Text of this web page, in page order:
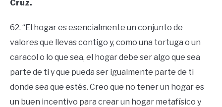
Cruz.
62. “El hogar es esencialmente un conjunto de
valores que llevas contigo y, como una tortuga o un
caracol o lo que sea, el hogar debe ser algo que sea
parte de ti y que pueda ser igualmente parte de ti
donde sea que estés. Creo que no tener un hogar es
un buen incentivo para crear un hogar metafísico y